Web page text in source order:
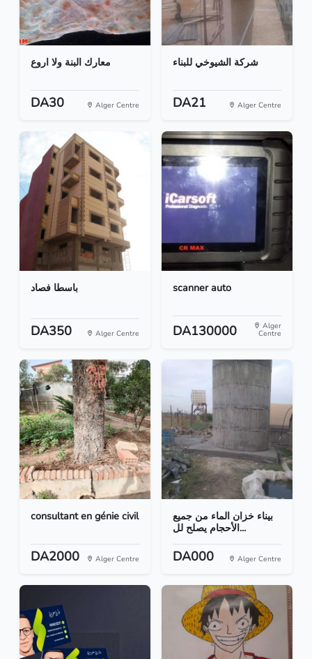
معارك البنة ولا اروع
DA30 Alger Centre
شركة الشيوخي للبناء
DA21 Alger Centre
باسطا فصاد
DA350 Alger Centre
scanner auto
DA130000 Alger
Centre
consultant en génie civil
DA2000 Alger Centre
بيناء خزان الماء من جميع
الأحجام يصلح لل...
DA000 Alger Centre